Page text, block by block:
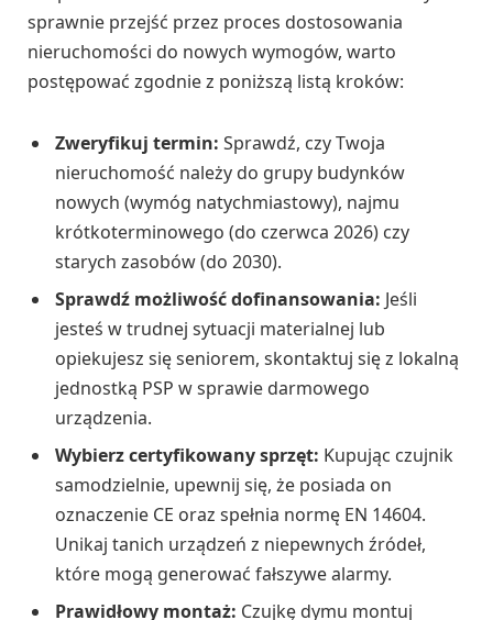
sprawnie przejść przez proces dostosowania
nieruchomości do nowych wymogów, warto
postępować zgodnie z poniższą listą kroków:
Zweryfikuj termin: Sprawdź, czy Twoja
nieruchomość należy do grupy budynków
nowych (wymóg natychmiastowy), najmu
krótkoterminowego (do czerwca 2026) czy
starych zasobów (do 2030).
Sprawdź możliwość dofinansowania: Jeśli
jesteś w trudnej sytuacji materialnej lub
opiekujesz się seniorem, skontaktuj się z lokalną
jednostką PSP w sprawie darmowego
urządzenia.
Wybierz certyfikowany sprzęt: Kupując czujnik
samodzielnie, upewnij się, że posiada on
oznaczenie CE oraz spełnia normę EN 14604.
Unikaj tanich urządzeń z niepewnych źródeł,
które mogą generować fałszywe alarmy.
Prawidłowy montaż: Czujkę dymu montuj